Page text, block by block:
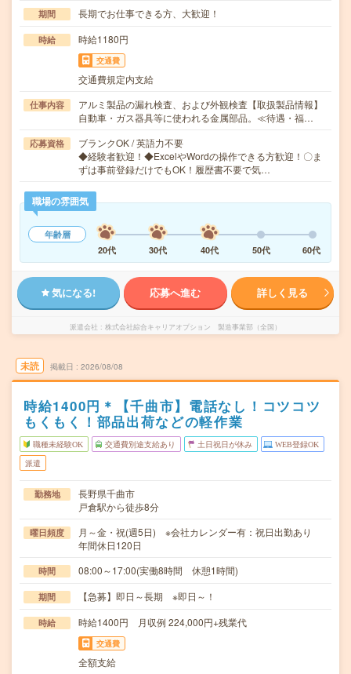
期間 長期でお仕事できる方、大歓迎！
時給 時給1180円
交通費
交通費規定内支給
仕事内容
アルミ製品の漏れ検査、および外観検査【取扱製品情報】
自動車・ガス器具等に使われる金属部品。≪待遇・福…
応募資格
ブランクOK / 英語力不要
◆経験者歓迎！◆ExcelやWordの操作できる方歓迎！〇ま
ずは事前登録だけでもOK！履歴書不要で気…
職場の雰囲気
年齢層
20代
30代 40代 50代 60代
気になる! 応募へ進む 詳しく見る
派遣会社 株式会社綜合キャリアオプション 製造事業部（全国）
未読 掲載日 2026/08/08
時給1400円＊【千曲市】電話なし！コツコツ
もくもく！部品出荷などの軽作業
職種未経験OK 交通費別途支給あり 土日祝日が休み WEB登録OK
派遣
勤務地
長野県千曲市
戸倉駅から徒歩8分
曜日頻度
月～金・祝(週5日) ※会社カレンダー有：祝日出勤あり
年間休日120日
時間 08:00～17:00(実働8時間 休憩1時間)
期間 【急募】即日～長期 ※即日～！
時給 時給1400円 月収例 224,000円+残業代
交通費
全額支給